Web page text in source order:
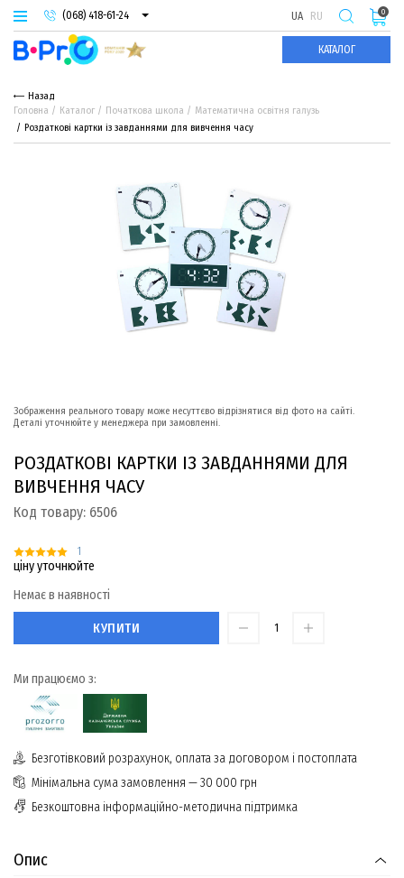
(068) 418-61-24
(093) 974-66-94
(095) 987-29-55
UA RU
КАТАЛОГ
0
Назад
Головна
Каталог Початкова школа
Математична освітня галузь
Роздаткові картки із завданнями для вивчення часу
Зображення реального товару може несуттєво відрізнятися від фото на сайті.
Деталі уточнюйте у менеджера при замовленні.
РОЗДАТКОВІ КАРТКИ ІЗ ЗАВДАННЯМИ ДЛЯ
ВИВЧЕННЯ ЧАСУ
Код товару: 6506
1
ціну уточнюйте
Немає в наявності
КУПИТИ
Ми працюємо з:
Безготівковий розрахунок, оплата за договором і постоплата
Мінімальна сума замовлення — 30 000 грн
Безкоштовна інформаційно-методична підтримка
Опис